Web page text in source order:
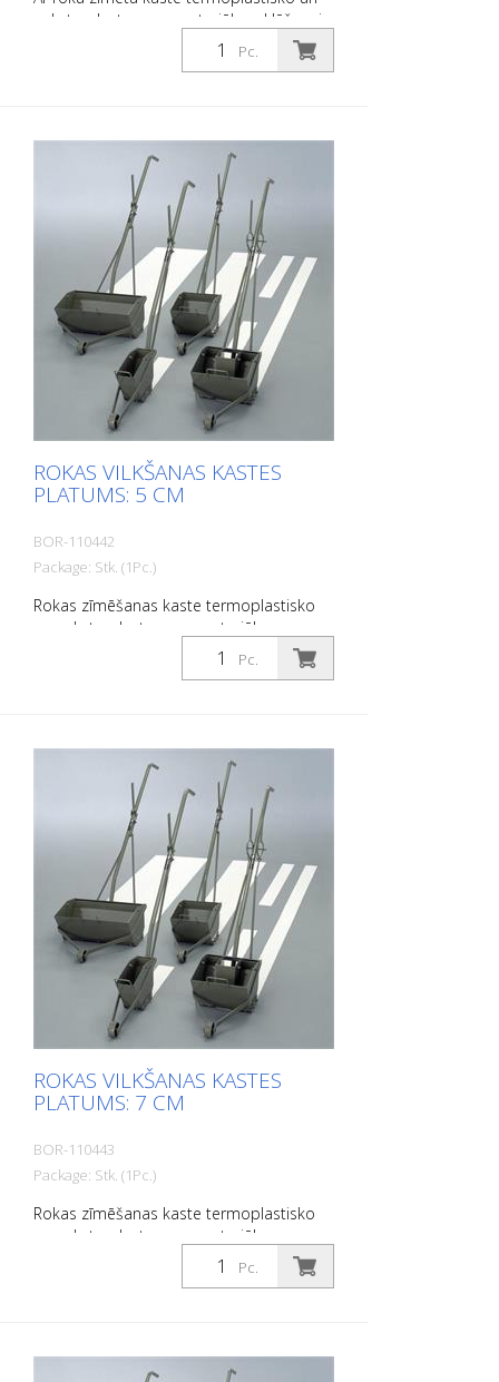
auksto plastmasas materiālu uzklāšanai.
Pc.
ROKAS VILKŠANAS KASTES
PLATUMS: 5 CM
BOR-110442
Package: Stk. (1Pc.)
Rokas zīmēšanas kaste termoplastisko
un auksto plastmasas materiālu
Pc.
ROKAS VILKŠANAS KASTES
PLATUMS: 7 CM
BOR-110443
Package: Stk. (1Pc.)
Rokas zīmēšanas kaste termoplastisko
un auksto plastmasas materiālu
Pc.